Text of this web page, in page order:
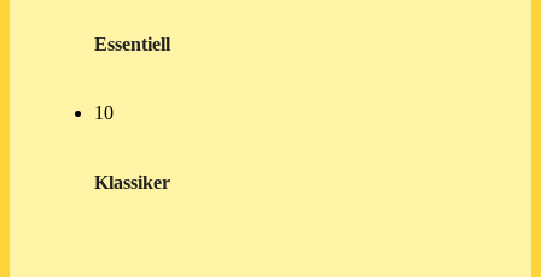
Essentiell
10
Klassiker